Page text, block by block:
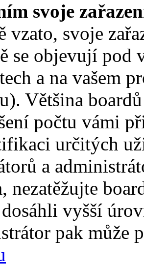
svoje
vzato, svoje
se objevují pod
a na vašem
Většina
počtu vámi
určitých
a
nezatěžujte
vyšší
pak může